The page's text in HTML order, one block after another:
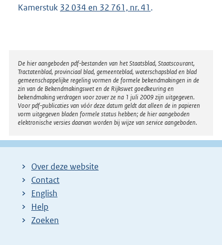
Kamerstuk 32 034 en 32 761, nr. 41 .
Disclaimer
De hier aangeboden pdf-bestanden van het Staatsblad, Staatscourant,
Tractatenblad, provinciaal blad, gemeenteblad, waterschapsblad en blad
gemeenschappelijke regeling vormen de formele bekendmakingen in de
zin van de Bekendmakingswet en de Rijkswet goedkeuring en
bekendmaking verdragen voor zover ze na 1 juli 2009 zijn uitgegeven.
Voor pdf-publicaties van vóór deze datum geldt dat alleen de in papieren
vorm uitgegeven bladen formele status hebben; de hier aangeboden
elektronische versies daarvan worden bij wijze van service aangeboden.
Over deze website
Contact
English
Help
Zoeken